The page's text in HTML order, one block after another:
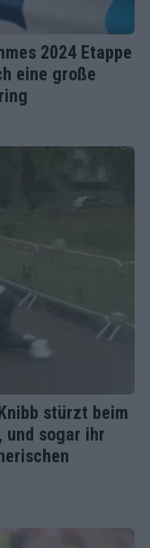
2024 Etappe
eine große
stürzt beim
und sogar ihr